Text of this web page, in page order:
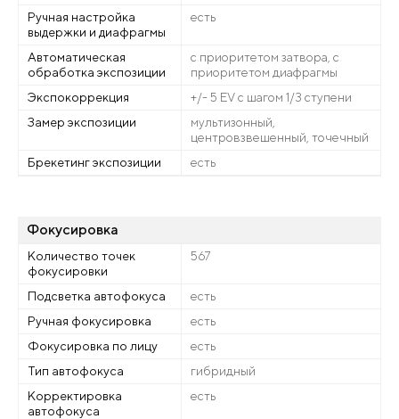
Ручная настройка
выдержки и диафрагмы
есть
Автоматическая
обработка экспозиции
с приоритетом затвора, с
приоритетом диафрагмы
Экспокоррекция
+/- 5 EV с шагом 1/3 ступени
Замер экспозиции
мультизонный,
центровзвешенный, точечный
Брекетинг экспозиции
есть
Фокусировка
Количество точек
фокусировки
567
Подсветка автофокуса
есть
Ручная фокусировка
есть
Фокусировка по лицу
есть
Тип автофокуса
гибридный
Корректировка
автофокуса
есть